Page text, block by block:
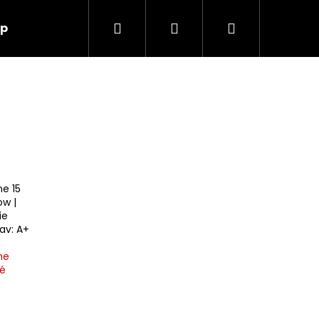
Kontakt
Hľadať PrihlásenieNákupný
15
|
A+